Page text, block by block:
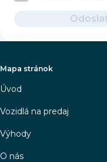
Mapa stránok
Úvod
Vozidlá na predaj
Výhody
O nás